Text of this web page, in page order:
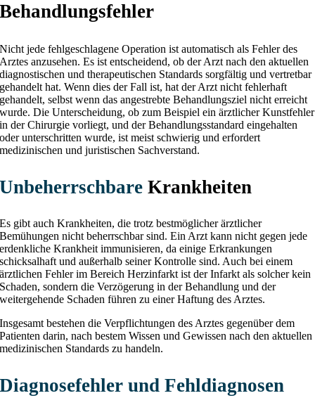
Behandlungsfehler
Nicht jede fehlgeschlagene Operation ist automatisch als Fehler des
Arztes anzusehen. Es ist entscheidend, ob der Arzt nach den aktuellen
diagnostischen und therapeutischen Standards sorgfältig und vertretbar
gehandelt hat. Wenn dies der Fall ist, hat der Arzt nicht fehlerhaft
gehandelt, selbst wenn das angestrebte Behandlungsziel nicht erreicht
wurde. Die Unterscheidung, ob zum Beispiel ein ärztlicher Kunstfehler
in der Chirurgie vorliegt, und der Behandlungsstandard eingehalten
oder unterschritten wurde, ist meist schwierig und erfordert
medizinischen und juristischen Sachverstand.
UnbeherrschbareKrankheiten
Es gibt auch Krankheiten, die trotz bestmöglicher ärztlicher
Bemühungen nicht beherrschbar sind. Ein Arzt kann nicht gegen jede
erdenkliche Krankheit immunisieren, da einige Erkrankungen
schicksalhaft und außerhalb seiner Kontrolle sind. Auch bei einem
ärztlichen Fehler im Bereich Herzinfarkt ist der Infarkt als solcher kein
Schaden, sondern die Verzögerung in der Behandlung und der
weitergehende Schaden führen zu einer Haftung des Arztes.
Insgesamt bestehen die Verpflichtungen des Arztes gegenüber dem
Patienten darin, nach bestem Wissen und Gewissen nach den aktuellen
medizinischen Standards zu handeln.
Diagnosefehler und Fehldiagnosen